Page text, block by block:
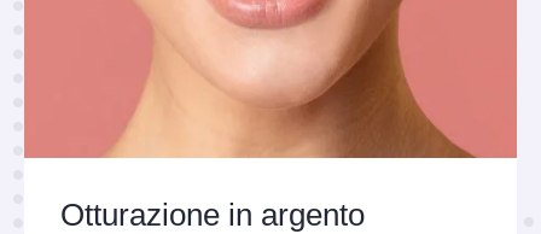
Otturazione in argento